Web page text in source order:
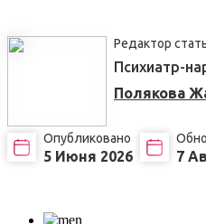
Редактор
Психиатр-
Полякова
Опубликовано
5 Июня 2026 7